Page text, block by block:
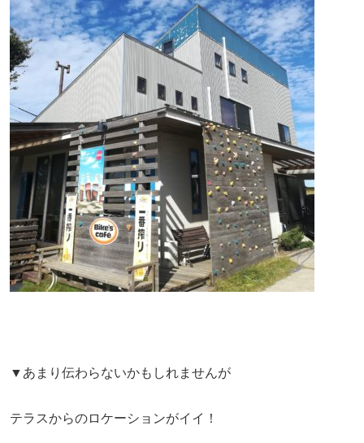
▼あまり伝わらないかもしれませんが
テラスからのロケーションがイイ！